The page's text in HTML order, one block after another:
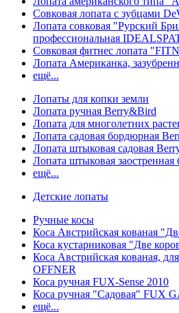
Совковая лопата с зубцами
Лопата совковая "Рурский
профессиональная
Совковая фитнес лопата
Лопата Американка,
ещё...
Лопаты для копки земли
Лопата ручная Berry&Bird
Лопата для многолетних
Лопата садовая бордюрная
Лопата штыковая садовая
Лопата штыковая
ещё...
Детские лопаты
Ручные косы
Коса Австрийская кованая
Коса кустарниковая "Две
Коса Австрийская кованая,
OFFNER
Коса ручная FUX-Sense 2010
Коса ручная "Садовая" FUX
ещё...